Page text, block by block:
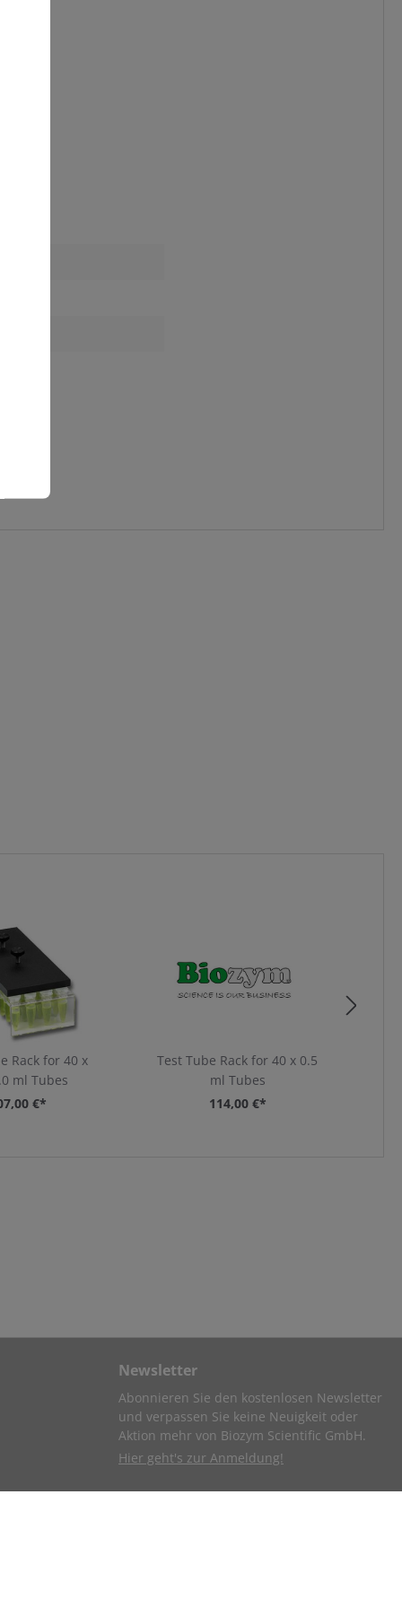
Rack for 40 x
ml Tubes
€*
Test Tube Rack for 40 x 0.5
ml Tubes
114,00 €*
Newsletter
Abonnieren Sie den kostenlosen Newsletter
und verpassen Sie keine Neuigkeit oder
Aktion mehr von Biozym Scientific GmbH.
Hier geht's zur Anmeldung!